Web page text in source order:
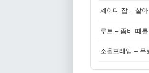
셰이디 잡 – 살
루트 – 좀비 떼
소울프레임 – 무